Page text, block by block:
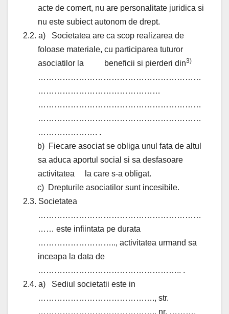
acte de comert, nu are personalitate juridica si
nu este subiect autonom de drept.
2.2. a)
Societatea are ca scop realizarea de
foloase materiale, cu participarea tuturor
asociatilor la
beneficii si pierderi din3)
……………………………………………………
………………………………………
……………………………………………………
……………………………………………………
…………………. .
b) Fiecare asociat se obliga unul fata de altul
sa aduca aportul social si sa desfasoare
activitatea
la care s-a obligat.
c) Drepturile asociatilor sunt incesibile.
2.3. Societatea
……………………………………………………
…… este infiintata pe durata
……………………….., activitatea urmand sa
inceapa la data de
…………………………………………….. .
2.4. a)
Sediul societatii este in
……………………………………., str.
…………………………………….. nr. ……….